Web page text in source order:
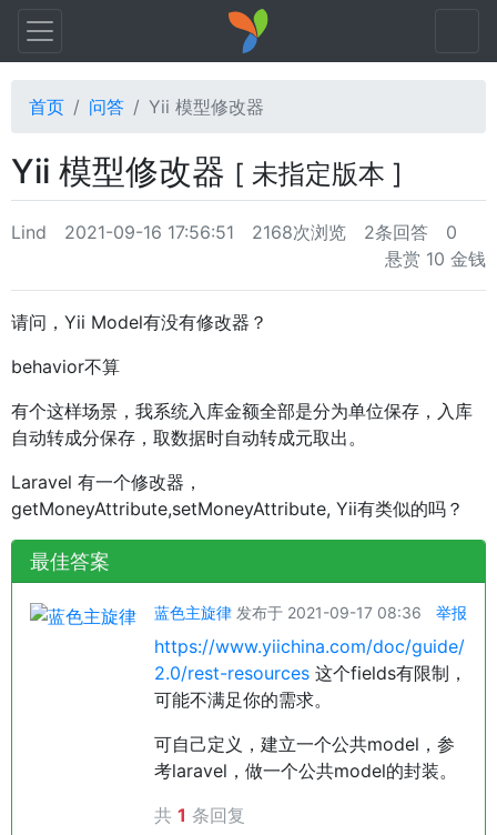
首页 问答 Yii 模型修改器
Yii 模型修改器 [ 未指定版本 ]
Lind 2021-09-16 17:56:51 2168次浏览 2条回答
0
悬赏 10 金钱
请问，Yii Model有没有修改器？
behavior不算
有个这样场景，我系统入库金额全部是分为单位保存，入库
自动转成分保存，取数据时自动转成元取出。
Laravel 有一个修改器，
getMoneyAttribute,setMoneyAttribute, Yii有类似的吗？
最佳答案
蓝色主旋律 发布于 2021-09-17 08:36 举报
https://www.yiichina.com/doc/guide/
2.0/rest-resources 这个fields有限制，
可能不满足你的需求。
可自己定义，建立一个公共model，参
考laravel，做一个公共model的封装。
共 1 条回复